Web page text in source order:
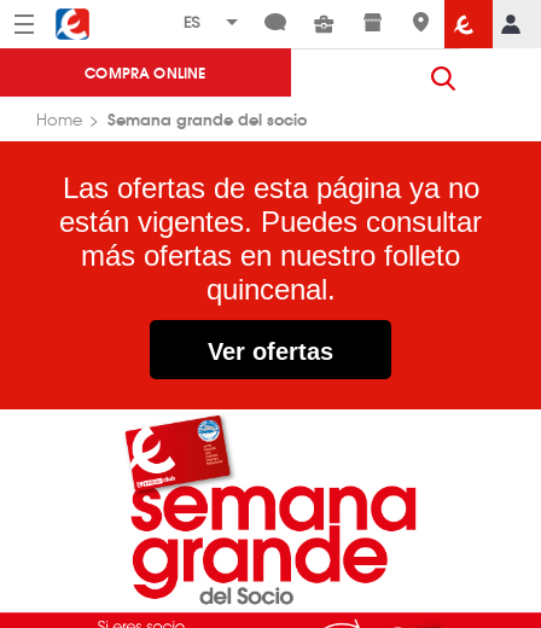
Menú Eroski
COMPRA ONLINE
Home Semana grande del socio
Las ofertas de esta página ya no
están vigentes. Puedes consultar
más ofertas en nuestro folleto
quincenal.
Ver ofertas